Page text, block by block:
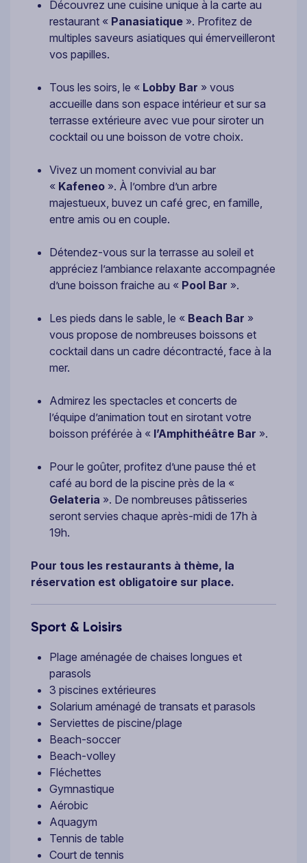
Découvrez une cuisine unique à la carte au
restaurant « Panasiatique ». Profitez de
multiples saveurs asiatiques qui émerveilleront
vos papilles.
Tous les soirs, le « Lobby Bar » vous
accueille dans son espace intérieur et sur sa
terrasse extérieure avec vue pour siroter un
cocktail ou une boisson de votre choix.
Vivez un moment convivial au bar
« Kafeneo ». À l’ombre d’un arbre
majestueux, buvez un café grec, en famille,
entre amis ou en couple.
Détendez-vous sur la terrasse au soleil et
appréciez l’ambiance relaxante accompagnée
d’une boisson fraiche au « Pool Bar ».
Les pieds dans le sable, le « Beach Bar »
vous propose de nombreuses boissons et
cocktail dans un cadre décontracté, face à la
mer.
Admirez les spectacles et concerts de
l’équipe d’animation tout en sirotant votre
boisson préférée à « l’Amphithéâtre Bar ».
Pour le goûter, profitez d’une pause thé et
café au bord de la piscine près de la «
Gelateria ». De nombreuses pâtisseries
seront servies chaque après-midi de 17h à
19h.
Pour tous les restaurants à thème, la
réservation est obligatoire sur place.
Sport & Loisirs
Plage aménagée de chaises longues et
parasols
3 piscines extérieures
Solarium aménagé de transats et parasols
Serviettes de piscine/plage
Beach-soccer
Beach-volley
Fléchettes
Gymnastique
Aérobic
Aquagym
Tennis de table
Court de tennis